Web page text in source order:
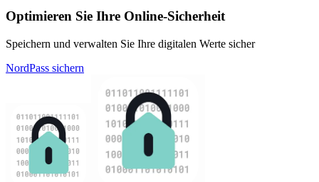
Optimieren Sie Ihre Online-Sicherheit
Speichern und verwalten Sie Ihre digitalen Werte sicher
NordPass sichern